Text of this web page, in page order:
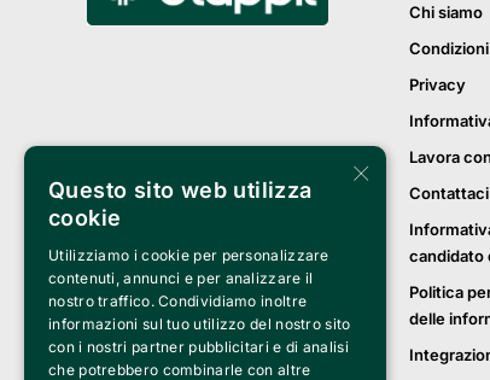
Chi siamo
Privacy
Lavora
Contattaci
candidato
Politica
delle
×
Questo sito web utilizza
cookie
Utilizziamo i cookie per personalizzare
contenuti, annunci e per analizzare il
nostro traffico. Condividiamo inoltre
informazioni sul tuo utilizzo del nostro sito
con i nostri partner pubblicitari e di analisi
che potrebbero combinarle con altre